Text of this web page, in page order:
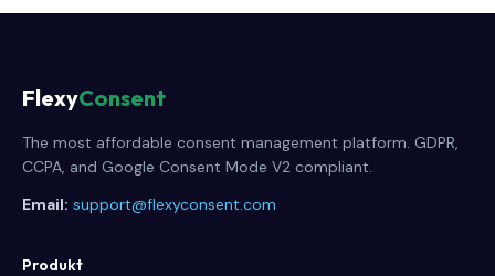
FlexyConsent
The most affordable consent management platform. GDPR,
CCPA, and Google Consent Mode V2 compliant.
Email: support@flexyconsent.com
Produkt